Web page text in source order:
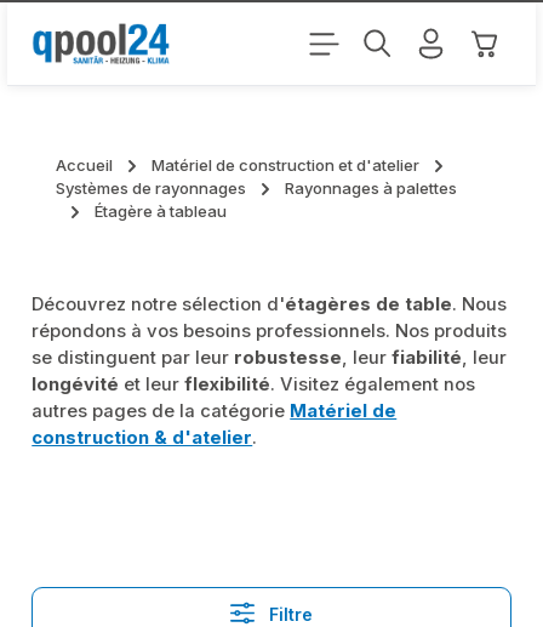
Passer au contenu principal Le
Accueil
Matériel de construction et d'atelier
Systèmes de rayonnages
Rayonnages à palettes
Étagère à tableau
Découvrez notre sélection d'étagères de table. Nous
répondons à vos besoins professionnels. Nos produits
se distinguent par leur robustesse, leurfiabilité, leur
longévité et leurflexibilité. Visitez également nos
autres pages de la catégorie Matériel de
construction & d'atelier.
Filtre